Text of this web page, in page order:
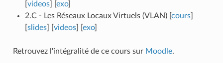
videos] [ exo]
2.C - Les Réseaux Locaux Virtuels (VLAN) [ cours]
slides] [ videos] [ exo]
Retrouvez l'intégralité de ce cours sur Moodle.